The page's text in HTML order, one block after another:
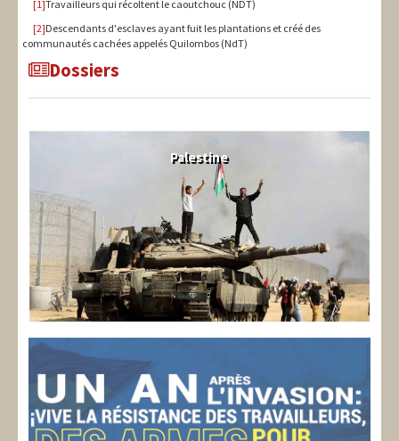
[1]Travailleurs qui récoltent le caoutchouc (NDT)
[2]Descendants d'esclaves ayant fuit les plantations et créé des
communautés cachées appelés Quilombos (NdT)
Dossiers
Palestine